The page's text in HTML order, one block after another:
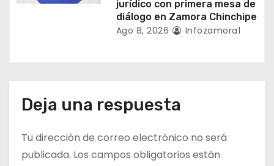
jurídico con primera mesa de
diálogo en Zamora Chinchipe
Ago 8, 2026 Infozamora1
Deja una respuesta
Tu dirección de correo electrónico no será
publicada. Los campos obligatorios están